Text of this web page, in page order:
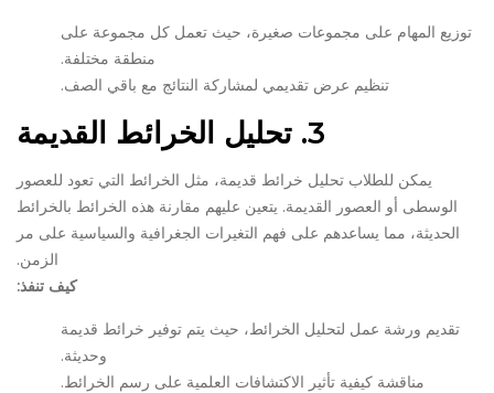
توزيع المهام على مجموعات صغيرة، حيث تعمل كل مجموعة على
منطقة مختلفة.
تنظيم عرض تقديمي لمشاركة النتائج مع باقي الصف.
3. تحليل الخرائط القديمة
يمكن للطلاب تحليل خرائط قديمة، مثل الخرائط التي تعود للعصور
الوسطى أو العصور القديمة. يتعين عليهم مقارنة هذه الخرائط بالخرائط
الحديثة، مما يساعدهم على فهم التغيرات الجغرافية والسياسية على مر
الزمن.
كيف تنفذ:
تقديم ورشة عمل لتحليل الخرائط، حيث يتم توفير خرائط قديمة
وحديثة.
مناقشة كيفية تأثير الاكتشافات العلمية على رسم الخرائط.